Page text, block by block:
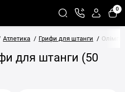
0
Атлетика Грифи для штанги
для штанги (50